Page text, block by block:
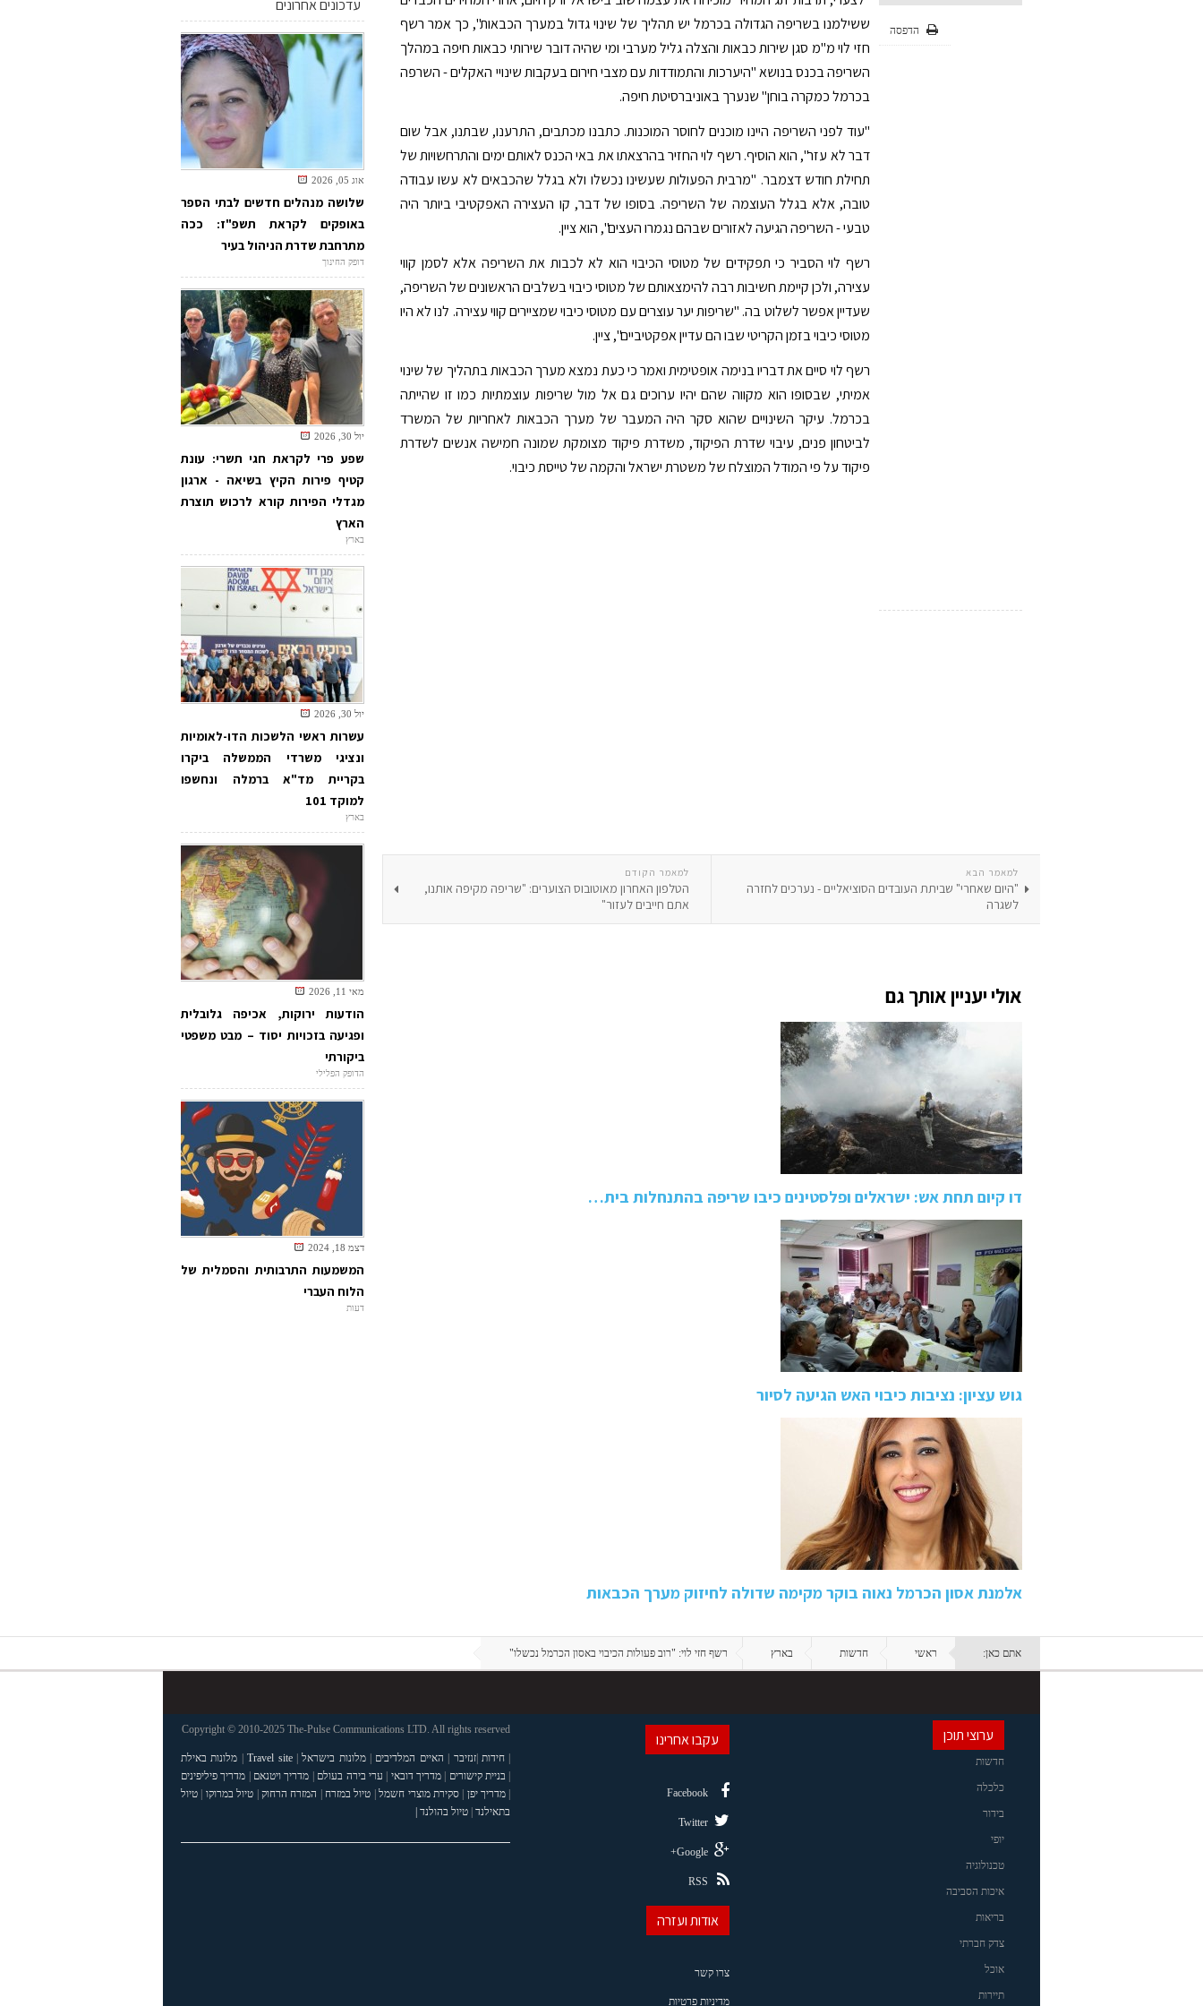
הדפסה
ששילמנו בשריפה הגדולה בכרמל יש תהליך של שינוי גדול במערך הכבאות", כך אמר רשף
חזי לוי מ"מ סגן שירות כבאות והצלה גליל מערבי ומי שהיה דובר שירותי כבאות חיפה במהלך
השריפה בכנס בנושא "היערכות והתמודדות עם מצבי חירום בעקבות שינויי האקלים - השרפה
בכרמל כמקרה בוחן" שנערך באוניברסיטת חיפה.
"עוד לפני השריפה היינו מוכנים לחוסר המוכנות. כתבנו מכתבים, התרענו, שבתנו, אבל שום
דבר לא עזר", הוא הוסיף. רשף לוי החזיר בהרצאתו את באי הכנס לאותם ימים והתרחשויות של
תחילת חודש דצמבר. "מרבית הפעולות שעשינו נכשלו ולא בגלל שהכבאים לא עשו עבודה
טובה, אלא בגלל העוצמה של השריפה. בסופו של דבר, קו העצירה האפקטיבי ביותר היה
טבעי - השריפה הגיעה לאזורים שבהם נגמרו העצים", הוא ציין.
רשף לוי הסביר כי תפקידים של מטוסי הכיבוי הוא לא לכבות את השריפה אלא לסמן קווי
עצירה, ולכן קיימת חשיבות רבה להימצאותם של מטוסי כיבוי בשלבים הראשונים של השריפה,
שעדיין אפשר לשלוט בה. "שריפות יער עוצרים עם מטוסי כיבוי שמציירים קווי עצירה. לנו לא היו
מטוסי כיבוי בזמן הקריטי שבו הם עדיין אפקטיביים", ציין.
רשף לוי סיים את דבריו בנימה אופטימית ואמר כי כעת נמצא מערך הכבאות בתהליך של שינוי
אמיתי, שבסופו הוא מקווה שהם יהיו ערוכים גם אל מול שריפות עוצמתיות כמו זו שהייתה
בכרמל. עיקר השינויים שהוא סקר היה המעבר של מערך הכבאות לאחריות של המשרד
לביטחון פנים, עיבוי שדרת הפיקוד, משדרת פיקוד מצומקת שמונה חמישה אנשים לשדרת
פיקוד על פי המודל המוצלח של משטרת ישראל והקמה של טייסת כיבוי.
למאמר הקודם
הטלפון האחרון מאוטובוס הצוערים: "שריפה מקיפה אותנו,
אתם חייבים לעזור"
למאמר הבא
"היום שאחרי" שביתת העובדים הסוציאליים - נערכים לחזרה
לשגרה
אולי יעניין אותך גם
דו קיום תחת אש: ישראלים ופלסטינים כיבו שריפה בהתנחלות בית…
גוש עציון: נציבות כיבוי האש הגיעה לסיור
אלמנת אסון הכרמל נאוה בוקר מקימה שדולה לחיזוק מערך הכבאות
עדכונים אחרונים
אוג 05, 2026
שלושה מנהלים חדשים לבתי הספר
באופקים לקראת תשפ"ז: ככה
מתרחבת שדרת הניהול בעיר
דופק החינוך
יול 30, 2026
שפע פרי לקראת חגי תשרי: עונת
קטיף פירות הקיץ בשיאה - ארגון
מגדלי הפירות קורא לרכוש תוצרת
הארץ
בארץ
יול 30, 2026
עשרות ראשי הלשכות הדו-לאומיות
ונציגי משרדי הממשלה ביקרו
בקריית מד"א ברמלה ונחשפו
למוקד 101
בארץ
מאי 11, 2026
הודעות ירוקות, אכיפה גלובלית
ופגיעה בזכויות יסוד – מבט משפטי
ביקורתי
הדופק הפלילי
דצמ 18, 2024
המשמעות התרבותית והסמלית של
הלוח העברי
דעות
אתם כאן: ראשי חדשות בארץ רשף חזי לוי: "רוב פעולות הכיבוי באסון הכרמל נכשלו"
ערוצי תוכן
חדשות
כלכלה
בידור
יופי
טכנולוגיה
איכות הסביבה
בריאות
צדק חברתי
אוכל
תיירות
עקבו אחרינו
Facebook
Twitter
Google+
RSS
אודות ועזרה
צרו קשר
מדיניות פרטיות
Copyright © 2010-2025 The-Pulse Communications LTD. All rights reserved
| חידות |זנזיבר | האיים המלדיבים |מלונות בישראל|
Travel site
| מלונות באילת
| בניית קישורים |מדריך דובאי | ערי בירה בעולם | מדריך ויטנאם | מדריך פיליפינים
| מדריך יפן |סקירת מוצרי חשמל| טיול במזרח | המזרח הרחוק | טיול במרוקו | טיול
בתאילנד| טיול בהולנד |